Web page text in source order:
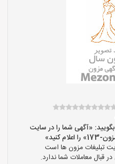
«آگهی شما را در سایت
کنید»
تبلیغات مزون ها است
قبال معاملات شما ندارد.